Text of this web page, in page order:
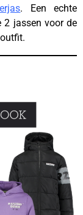
. Een echte
2 jassen voor de